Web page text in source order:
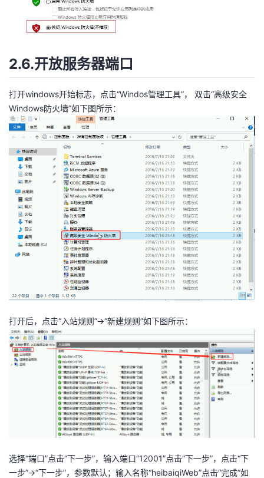
2.6.开放服务器端口
打开windows开始标志，点击“Windos管理工具”， 双击“高级安全
Windows防火墙”如下图所示：
打开后，点击“入站规则”->“新建规则”如下图所示：
选择“端口”点击“下一步”，输入端口“12001”点击“下一步”，点击“下
一步”->“下一步”，参数默认；输入名称“heibaiqiWeb”点击“完成”如